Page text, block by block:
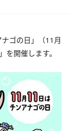
ゴの日」（11月
開催します。